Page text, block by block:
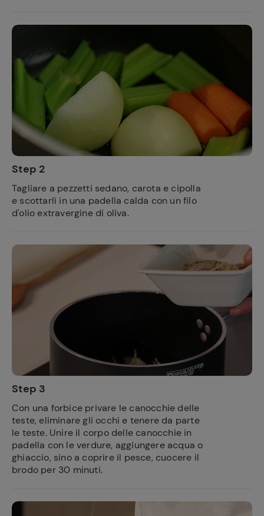
Step 2
Tagliare a pezzetti sedano, carota e cipolla
e scottarli in una padella calda con un filo
d'olio extravergine di oliva.
Step 3
Con una forbice privare le canocchie delle
teste, eliminare gli occhi e tenere da parte
le teste. Unire il corpo delle canocchie in
padella con le verdure, aggiungere acqua o
ghiaccio, sino a coprire il pesce, cuocere il
brodo per 30 minuti.